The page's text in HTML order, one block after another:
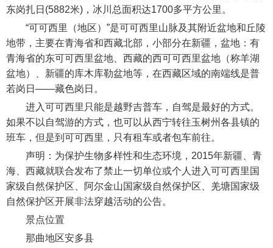
东岗扎日(5882米)，冰川总面积达1700多平方公里。
“可可西里（地区）”是可可西里山脉及其附近盆地和丘陵
地带，主要在青海省和西藏北部，小部分在新疆，盆地：有
青海省的东可可西里盆地、西藏的西可可西里盆地（称羊湖
盆地）、新疆的库木库勒盆地等，在西藏区域的南端线是普
若岗日——藏色岗日。
进入可可西里只能是越野吉普车，自驾是最好的方式。
如果不以自驾游的方式，也可以从西宁转往玉树州各县镇的
班车，但是到可可西里，只有租车或者包车前往。
声明：为保护生物多样性和生态环境，2015年新疆、青
海、西藏就联合发布了禁止一切单位或个人进入可可西里国
家级自然保护区、阿尔金山国家级自然保护区、羌塘国家级
自然保护区开展非法穿越活动的公告。
景点位置
那曲地区安多县